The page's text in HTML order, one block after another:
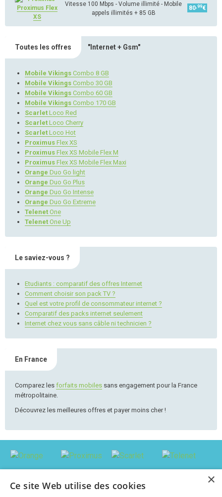
Proximus Flex
XS
Vitesse 100 Mbps - Volume illimité - Mobile
appels illimités + 85 GB
80 ,99€
Toutes les offres "Internet + Gsm"
Mobile Vikings Combo 8 GB
Mobile Vikings Combo 30 GB
Mobile Vikings Combo 60 GB
Mobile Vikings Combo 170 GB
Scarlet Loco Red
Scarlet Loco Cherry
Scarlet Loco Hot
Proximus Flex XS
Proximus Flex XS Mobile Flex M
Proximus Flex XS Mobile Flex Maxi
Orange Duo Go light
Orange Duo Go Plus
Orange Duo Go Intense
Orange Duo Go Extreme
Telenet One
Telenet One Up
Le saviez-vous ?
Etudiants : comparatif des offres Internet
Comment choisir son pack TV ?
Quel est votre profil de consommateur internet ?
Comparatif des packs internet seulement
Internet chez vous sans câble ni technicien ?
En France
Comparez les forfaits mobiles sans engagement pour la France
métropolitaine.
Découvrez les meilleures offres et payer moins cher !
×
Ce site Web utilise des cookies